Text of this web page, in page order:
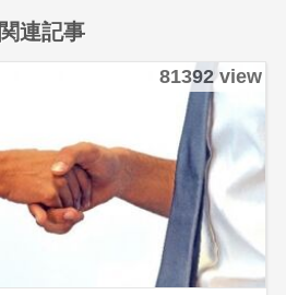
関連記事
81392 view